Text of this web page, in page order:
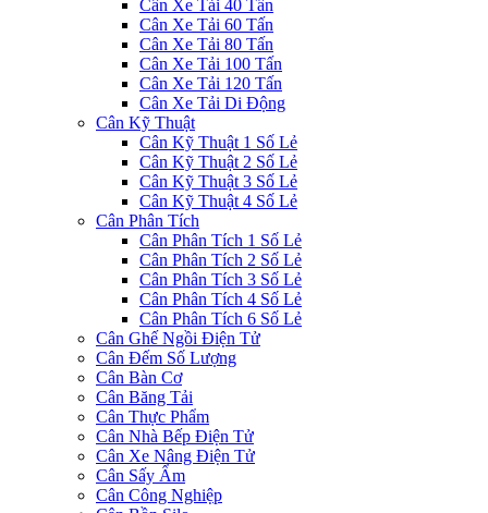
Cân Xe Tải 40 Tấn
Cân Xe Tải 60 Tấn
Cân Xe Tải 80 Tấn
Cân Xe Tải 100 Tấn
Cân Xe Tải 120 Tấn
Cân Xe Tải Di Động
Cân Kỹ Thuật
Cân Kỹ Thuật 1 Số Lẻ
Cân Kỹ Thuật 2 Số Lẻ
Cân Kỹ Thuật 3 Số Lẻ
Cân Kỹ Thuật 4 Số Lẻ
Cân Phân Tích
Cân Phân Tích 1 Số Lẻ
Cân Phân Tích 2 Số Lẻ
Cân Phân Tích 3 Số Lẻ
Cân Phân Tích 4 Số Lẻ
Cân Phân Tích 6 Số Lẻ
Cân Ghế Ngồi Điện Tử
Cân Đếm Số Lượng
Cân Bàn Cơ
Cân Băng Tải
Cân Thực Phẩm
Cân Nhà Bếp Điện Tử
Cân Xe Nâng Điện Tử
Cân Sấy Ẩm
Cân Công Nghiệp